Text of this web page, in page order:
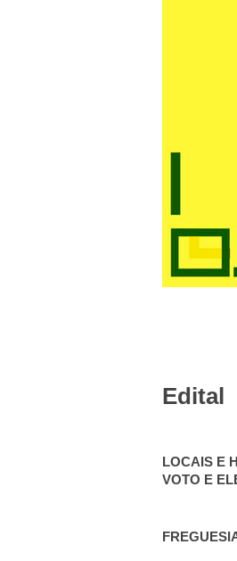
Edital
LOCAIS E
VOTO E